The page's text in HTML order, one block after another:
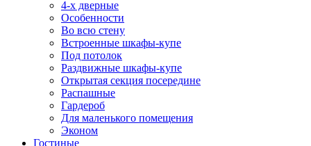
4-х дверные
Особенности
Во всю стену
Встроенные шкафы-купе
Под потолок
Раздвижные шкафы-купе
Открытая секция посередине
Распашные
Гардероб
Для маленького помещения
Эконом
Гостиные